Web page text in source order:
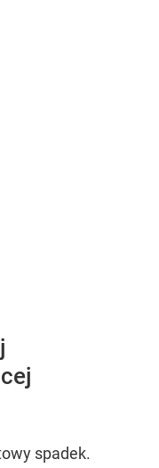
spadek.